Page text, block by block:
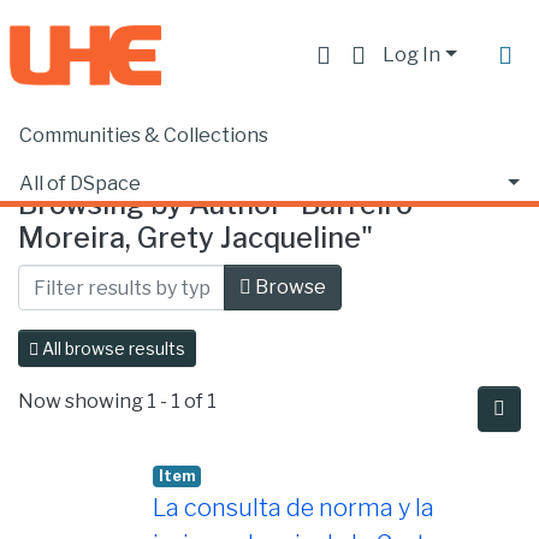
Log In
Communities & Collections
All of DSpace
Home Browse by Author
Browsing by Author "Barreiro
Moreira, Grety Jacqueline"
Browse
All browse results
Now showing 1 - 1 of 1
Item
La consulta de norma y la